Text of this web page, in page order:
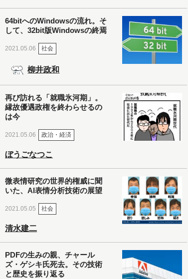
64bitへのWindowsの流れ。そ
して、32bit版Windowsの終焉
2021.05.06 社会
柳井政和
再び訪れる「就職氷河期」。
縁故優遇政権を終わらせるの
は今
2021.05.06 政治・経済
ぼうごなつこ
微表情研究の世界的権威に聞
いた、AI表情分析技術の展望
2021.05.05 社会
清水建二
PDFの生みの親、チャール
ズ・ゲシキ氏死去。その技術
と歴史を振り返る